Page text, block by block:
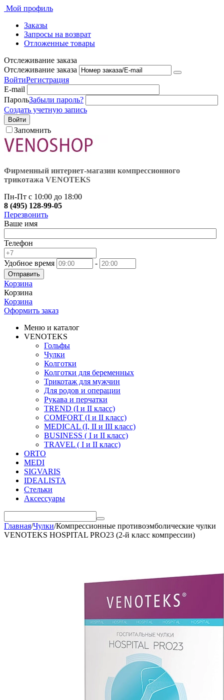
Мой профиль
Заказы
Запросы на возврат
Отложенные товары
Отслеживание заказа
Отслеживание заказа
ВойтиРегистрация
E-mail
ПарольЗабыли пароль?
Создать учетную запись
Войти
Запомнить
Фирменный интернет-магазин компрессионного
трикотажа VENOTEKS
Пн-Пт с 10:00 до 18:00
8 (495) 128-99-05
Перезвонить
Ваше имя
Телефон
Удобное время -
Отправить
Корзина
Корзина
Корзина
Оформить заказ
Меню и каталог
VENOTEKS
Гольфы
Чулки
Колготки
Колготки для беременных
Трикотаж для мужчин
Для родов и операции
Рукава и перчатки
TREND (I и II класс)
COMFORT (I и II класс)
MEDICAL (I, II и III класс)
BUSINESS ( I и II класс)
TRAVEL ( I и II класс)
ORTO
MEDI
SIGVARIS
IDEALISTA
Стельки
Аксессуары
Главная/Чулки/Компрессионные противоэмболические чулки
VENOTEKS HOSPITAL PRO23 (2-й класс компрессии)